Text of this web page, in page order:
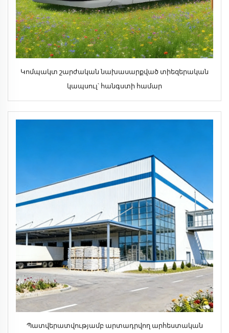
Կոմպակտ շարժական նախասարքված տիեզերական
կապսուլ՝ հանգստի համար
Պատվերատվությամբ արտադրվող արհեստական